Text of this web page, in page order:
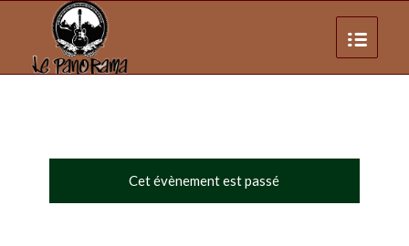
Cet évènement est passé